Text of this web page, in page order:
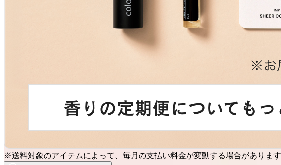
※送料対象のアイテムによって、毎月の支払い料金が変動する場合があります